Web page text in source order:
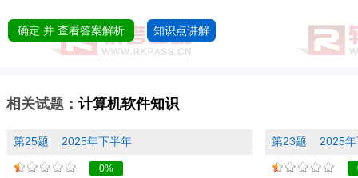
确定 并 查看答案解析 知识点讲解
相关试题： 计算机软件知识
第25题 2025年下半年
0%
第23题 2025